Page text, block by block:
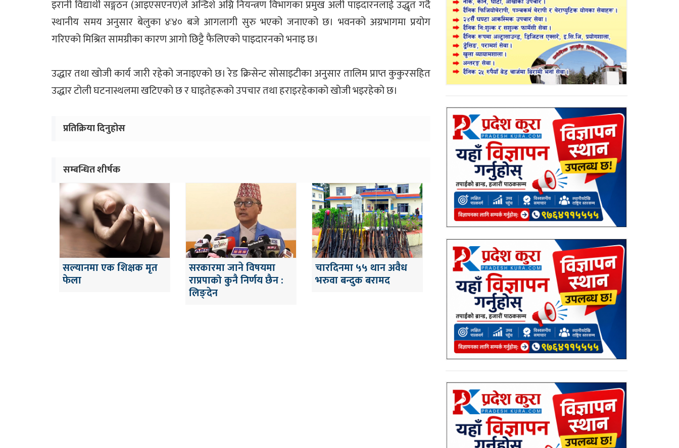
इरानी विद्यार्थी सङ्गठन (आइएसएनए)ले अन्डिशे अग्नि नियन्त्रण विभागका प्रमुख अली पाइदारनलाई उद्धृत गर्दै
स्थानीय समय अनुसार बेलुका ४ः४० बजे आगलागी सुरु भएको जनाएको छ। भवनको अग्रभागमा प्रयोग
गरिएको मिश्रित सामग्रीका कारण आगो छिट्टै फैलिएको पाइदारनको भनाइ छ।
उद्धार तथा खोजी कार्य जारी रहेको जनाइएको छ। रेड क्रिसेन्ट सोसाइटीका अनुसार तालिम प्राप्त कुकुरसहित
उद्धार टोली घटनास्थलमा खटिएको छ र घाइतेहरूको उपचार तथा हराइरहेकाको खोजी भइरहेको छ।
प्रतिक्रिया दिनुहोस
सम्बन्धित शीर्षक
सल्यानमा एक शिक्षक मृत
फेला
सरकारमा जाने विषयमा
राप्रपाको कुनै निर्णय छैन :
लिङ्देन
चारदिनमा ५५ थान अवैध
भरुवा बन्दुक बरामद